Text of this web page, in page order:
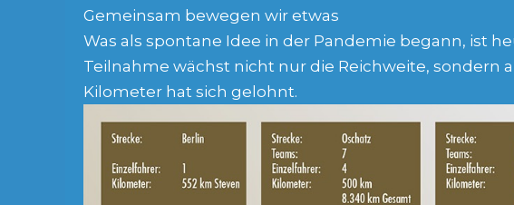
Gemeinsam bewegen wir etwas
Was als spontane Idee in der Pandemie begann, ist
Teilnahme wächst nicht nur die Reichweite, sondern
Kilometer hat sich gelohnt.